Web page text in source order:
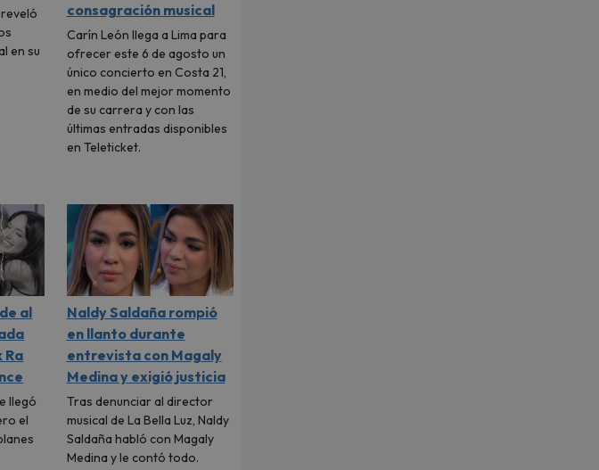
en su
consagración musical
Carín León llega a Lima para
ofrecer este 6 de agosto un
único concierto en Costa 21,
en medio del mejor momento
de su carrera y con las
últimas entradas disponibles
en Teleticket.
al
Ra
llegó
el
Naldy Saldaña rompió
en llanto durante
entrevista con Magaly
Medina y exigió justicia
Tras denunciar al director
musical de La Bella Luz, Naldy
Saldaña habló con Magaly
Medina y le contó todo.